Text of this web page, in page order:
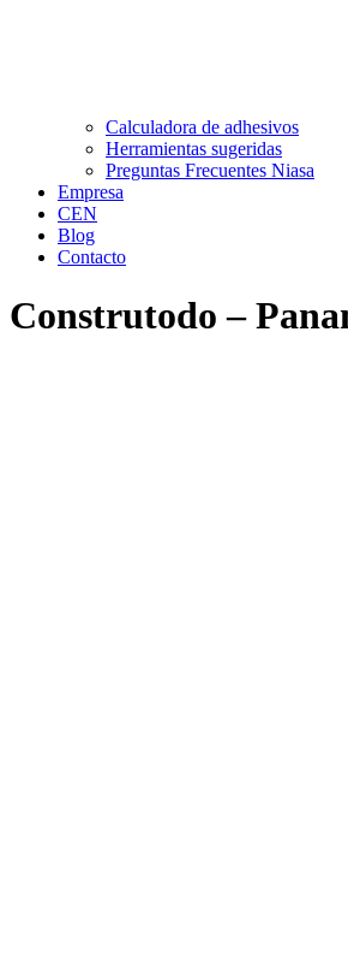
Calculadora de adhesivos
Herramientas sugeridas
Preguntas Frecuentes Niasa
Empresa
CEN
Blog
Contacto
Construtodo –